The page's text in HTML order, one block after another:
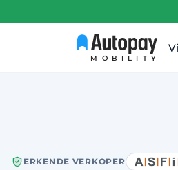
MOBILITY
ERKENDE VERKOPER